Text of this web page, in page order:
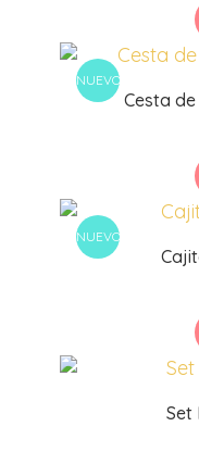
Cesta
NUEVO
NUEVO
Set